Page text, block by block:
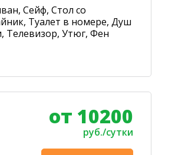
Сейф, Стол со
Туалет в номере, Душ
Телевизор, Утюг, Фен
от 10200
руб./сутки